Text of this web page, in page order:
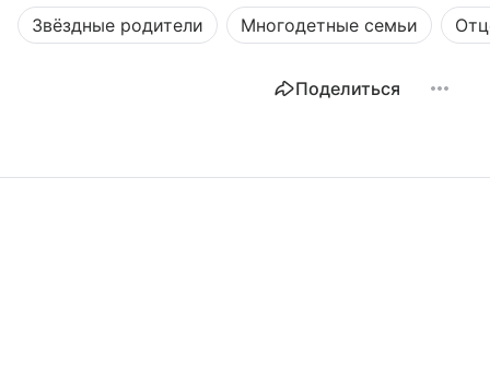
Звёздные родители Многодетные семьи
Поделиться